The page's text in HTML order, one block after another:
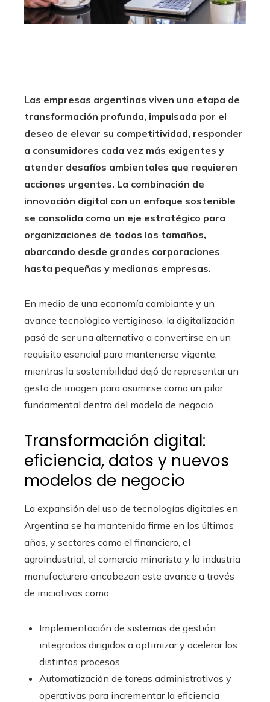
Las empresas argentinas viven una etapa de
transformación profunda, impulsada por el
deseo de elevar su competitividad, responder
a consumidores cada vez más exigentes y
atender desafíos ambientales que requieren
acciones urgentes. La combinación de
innovación digital con un enfoque sostenible
se consolida como un eje estratégico para
organizaciones de todos los tamaños,
abarcando desde grandes corporaciones
hasta pequeñas y medianas empresas.
En medio de una economía cambiante y un
avance tecnológico vertiginoso, la digitalización
pasó de ser una alternativa a convertirse en un
requisito esencial para mantenerse vigente,
mientras la sostenibilidad dejó de representar un
gesto de imagen para asumirse como un pilar
fundamental dentro del modelo de negocio.
Transformación digital:
eficiencia, datos y nuevos
modelos de negocio
La expansión del uso de tecnologías digitales en
Argentina se ha mantenido firme en los últimos
años, y sectores como el financiero, el
agroindustrial, el comercio minorista y la industria
manufacturera encabezan este avance a través
de iniciativas como:
Implementación de sistemas de gestión
integrados dirigidos a optimizar y acelerar los
distintos procesos.
Automatización de tareas administrativas y
operativas para incrementar la eficiencia